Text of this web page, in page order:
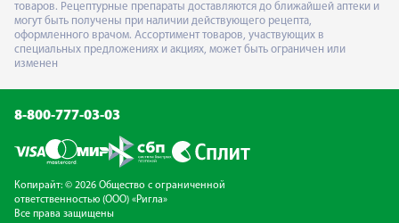
товаров. Рецептурные препараты доставляются до ближайшей аптеки и
могут быть получены при наличии действующего рецепта,
оформленного врачом. Ассортимент товаров, участвующих в
специальных предложениях и акциях, может быть ограничен или
изменен
8-800-777-03-03
Копирайт: © 2026 Общество с ограниченной
ответственностью (ООО) «Ригла»
Все права защищены